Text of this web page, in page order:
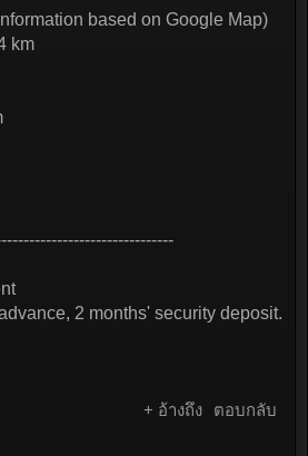
based on Google Map)
km
2 months' security deposit.
+ อ้างถึง ตอบกลับ